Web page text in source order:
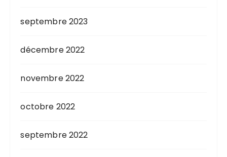
septembre 2023
décembre 2022
novembre 2022
octobre 2022
septembre 2022